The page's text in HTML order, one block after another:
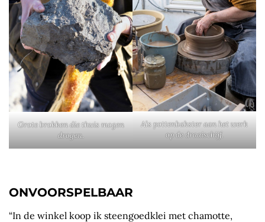
Grote brokken die thuis mogen
drogen.
Als pottenbakster aan het werk
op de draaischijf.
ONVOORSPELBAAR
“In de winkel koop ik steengoedklei met chamotte,